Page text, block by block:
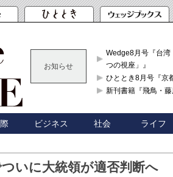
お知らせ
Wedge8月号『台
つの視座」』
ひととき8月号『京
新刊書籍『飛鳥・藤
ビジネス 社会 ライフ
いに大統領が適否判断へ